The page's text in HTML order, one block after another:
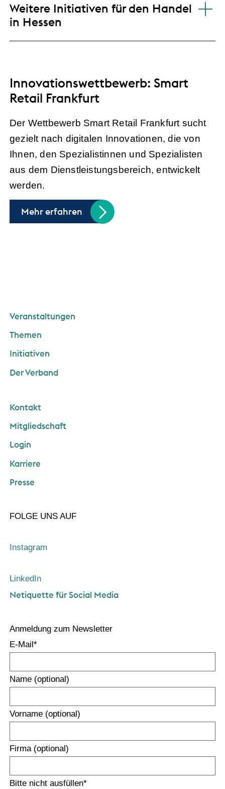
Weitere Initiativen für den Handel
in Hessen
Innovationswettbewerb: Smart
Retail Frankfurt
Der Wettbewerb Smart Retail Frankfurt sucht
gezielt nach digitalen Innovationen, die von
Ihnen, den Spezialistinnen und Spezialisten
aus dem Dienstleistungsbereich, entwickelt
werden.
Mehr erfahren
Veranstaltungen
Themen
Initiativen
Der Verband
Kontakt
Mitgliedschaft
Login
Karriere
Presse
FOLGE UNS AUF
Instagram
LinkedIn
Netiquette für Social Media
Anmeldung zum Newsletter
E-Mail*
Name (optional)
Vorname (optional)
Firma (optional)
Bitte nicht ausfüllen*